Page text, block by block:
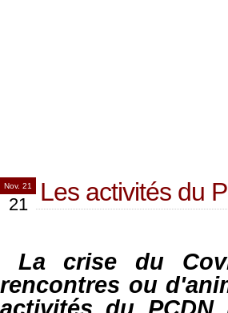
Nov. 21
21 Les activités du
La crise du
rencontres ou